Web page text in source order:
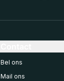
Bel ons
Mail ons